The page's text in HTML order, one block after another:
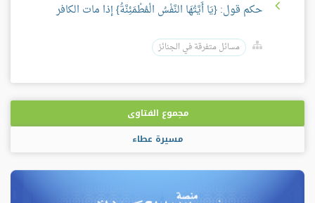
حكم قول: {يَا أَيَّتُهَا النَّفْسُ الْمُطْمَئِنَّةُ} إذا مات الكافر
مسائل متفرقة في الجنائز
مجموع الفتاوى
مسيرة عطاء